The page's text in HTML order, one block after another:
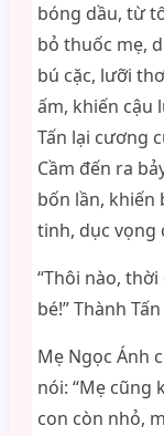
bóng dầu, từ
bỏ thuốc mẹ,
bú cặc, lưỡi
ấm, khiến cậu
Tấn lại cương
Cầm đến ra
bốn lần, khiến
tinh, dục vọng
“Thôi nào,
bé!” Thành
Mẹ Ngọc Ánh
nói: “Mẹ cũng
con còn nhỏ,